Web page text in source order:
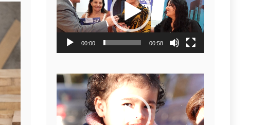
video
00:00 00:58
Reproductor
de
video